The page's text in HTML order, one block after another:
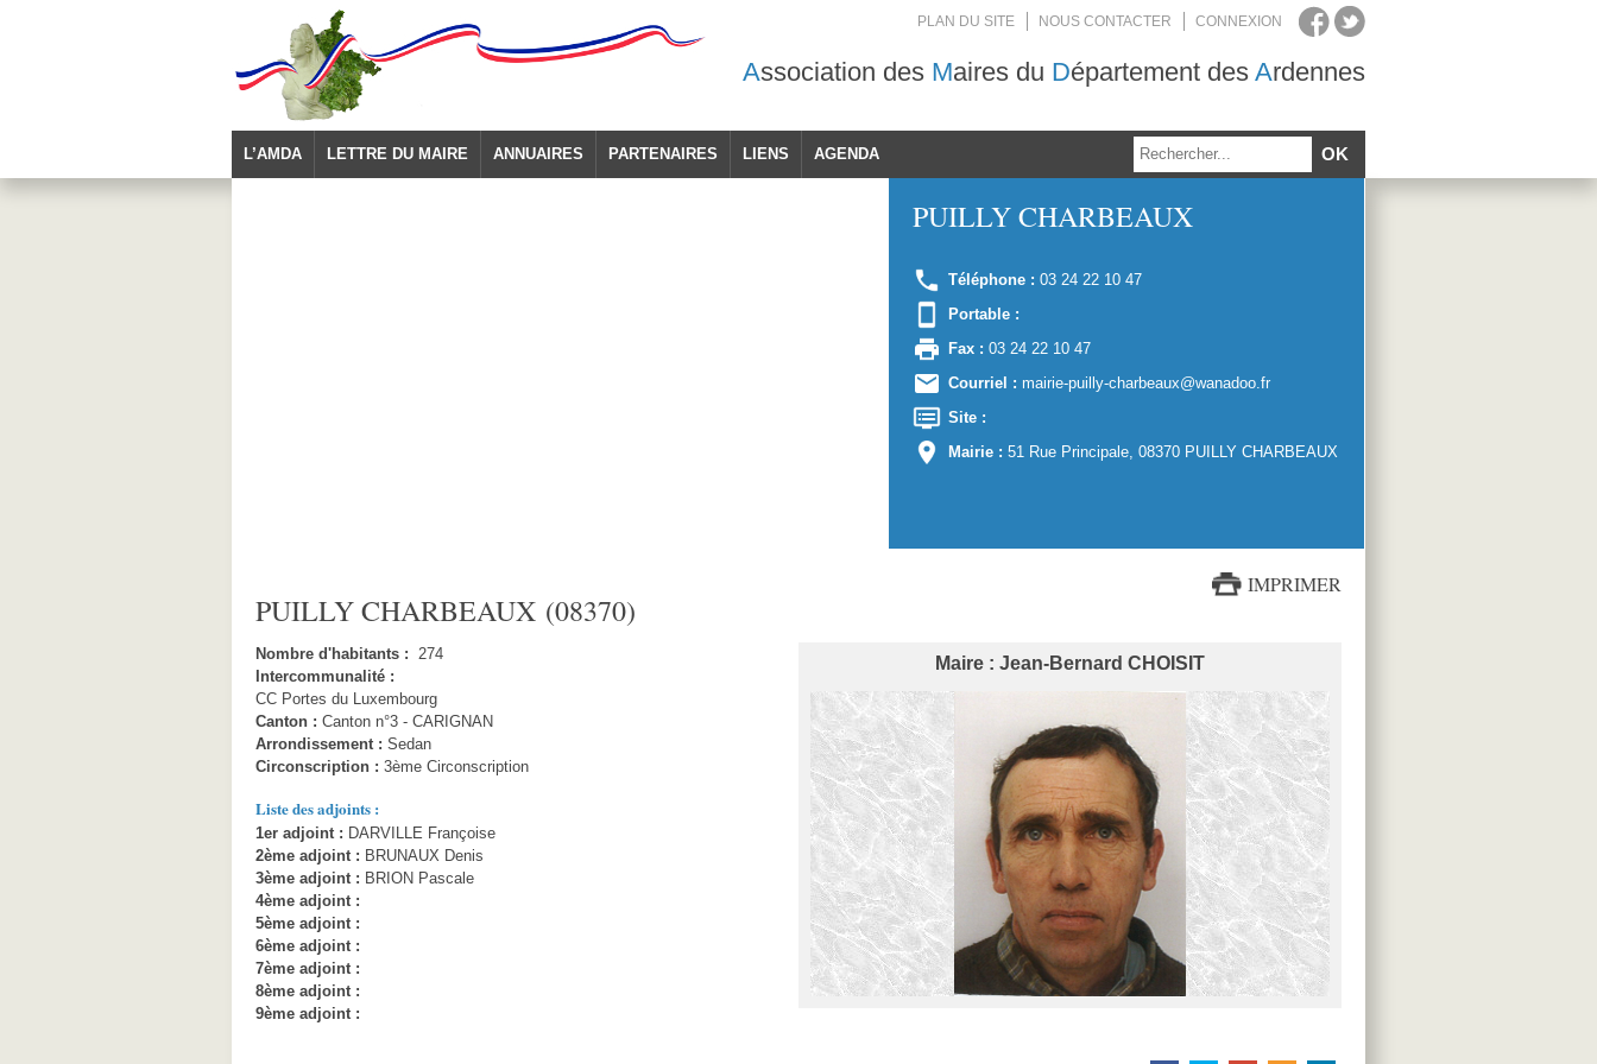
PLAN DU SITE NOUS CONTACTER CONNEXION
Association des Maires du Département des Ardennes
L’AMDA LETTRE DU MAIRE ANNUAIRES PARTENAIRES LIENS AGENDA
PUILLY CHARBEAUX
Téléphone : 03 24 22 10 47
Portable :
Fax : 03 24 22 10 47
Courriel : mairie-puilly-charbeaux@wanadoo.fr
Site :
Mairie : 51 Rue Principale, 08370 PUILLY CHARBEAUX
IMPRIMER
PUILLY CHARBEAUX (08370)
Nombre d'habitants : 274
Intercommunalité :
CC Portes du Luxembourg
Canton : Canton n°3 - CARIGNAN
Arrondissement : Sedan
Circonscription : 3ème Circonscription
Liste des adjoints :
1er adjoint : DARVILLE Françoise
2ème adjoint : BRUNAUX Denis
3ème adjoint : BRION Pascale
4ème adjoint :
5ème adjoint :
6ème adjoint :
7ème adjoint :
8ème adjoint :
9ème adjoint :
Maire : Jean-Bernard CHOISIT